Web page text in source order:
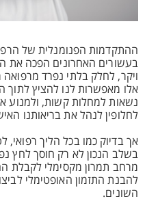
ההתקדמות הפנומנלית של
בעשורים האחרונים הפכה את
ויקר, לחלק בלתי נפרד מרפואה
אלו מאפשרות לנו להציץ לתוך
נשאות למחלות קשות, ולמנוע
לחלופין לנהל את בריאותנו
אך בדיוק כמו בכל הליך רפואי,
בשלב הנכון לא רק חוסך לחץ
מרחב תמרון מקסימלי לקבלת
להבנת התזמון האופטימלי
השונים.